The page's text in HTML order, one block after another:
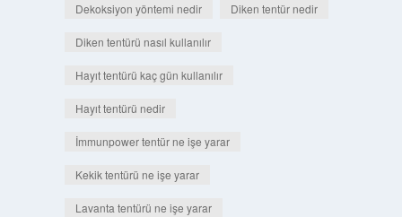
Dekoksiyon yöntemi nedir Diken tentür nedir
Diken tentürü nasıl kullanılır
Hayıt tentürü kaç gün kullanılır
Hayıt tentürü nedir
İmmunpower tentür ne işe yarar
Kekik tentürü ne işe yarar
Lavanta tentürü ne işe yarar